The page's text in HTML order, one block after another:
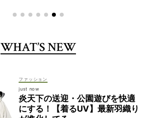
WHAT’S NEW
ファッション
just now
炎天下の送迎・公園遊びを快適
にする！【着るUV】最新羽織り